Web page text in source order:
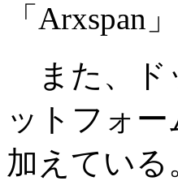
「Arxspan
また、ド
ットフォ
加えてい